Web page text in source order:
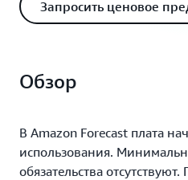
Запросить ценовое
Обзор
В Amazon Forecast плата
использования.
обязательства